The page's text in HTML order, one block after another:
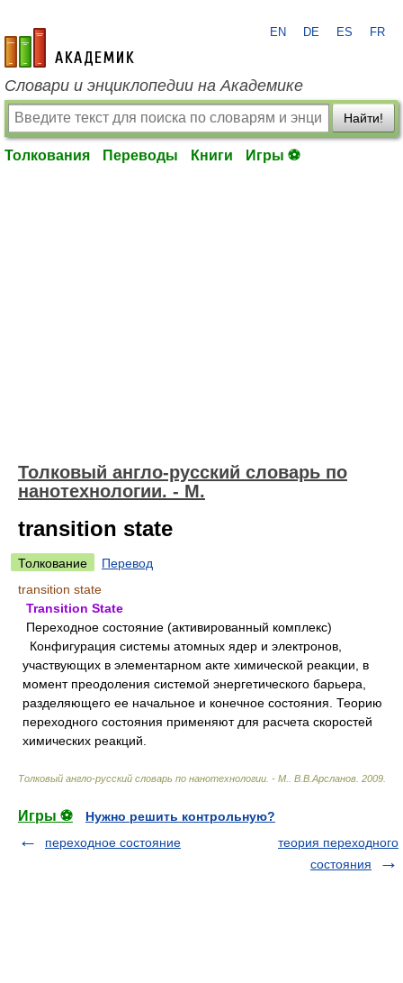
academic.ru
EN DE ES FR
Словари и энциклопедии на Академике
Найти!
Толкования Переводы Книги Игры ⚽
Толковый англо-русский словарь по
нанотехнологии. - М.
transition state
Толкование
Перевод
transition state
Transition State
Переходное состояние (активированный комплекс)
Конфигурация системы атомных ядер и электронов,
участвующих в элементарном акте химической реакции, в
момент преодоления системой энергетического барьера,
разделяющего ее начальное и конечное состояния. Теорию
переходного состояния применяют для расчета скоростей
химических реакций.
Толковый англо-русский словарь по нанотехнологии. - М. В.В.Арсланов 2009
Игры ⚽
Нужно решить контрольную?
переходное состояние
теория переходного
состояния